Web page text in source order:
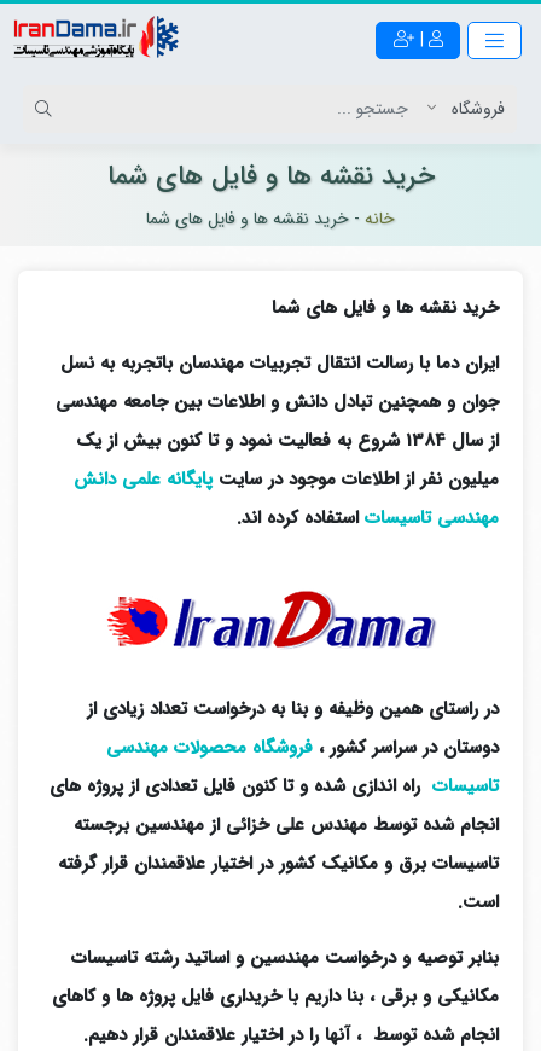
|
خرید نقشه ها و فایل های شما
خانه - خرید نقشه ها و فایل های شما
خرید نقشه ها و فایل های شما
ایران دما با رسالت انتقال تجربیات مهندسان باتجربه به نسل
جوان و همچنین تبادل دانش و اطلاعات بین جامعه مهندسی
از سال 1384 شروع به فعالیت نمود و تا کنون بیش از یک
میلیون نفر از اطلاعات موجود در سایتپایگانه علمی دانش
مهندسی تاسیساتاستفاده کرده اند.
در راستای همین وظیفه و بنا به درخواست تعداد زیادی از
دوستان در سراسر کشور ، فروشگاه محصولات مهندسی
تاسیسات راه اندازی شده و تا کنون فایل تعدادی از پروژه های
انجام شده توسط مهندس علی خزائی از مهندسین برجسته
تاسیسات برق و مکانیک کشور در اختیار علاقمندان قرار گرفته
است.
بنابر توصیه و درخواست مهندسین و اساتید رشته تاسیسات
مکانیکی و برقی ، بنا داریم با خریداری فایل پروژه ها و کاهای
انجام شده توسط ، آنها را در اختیار علاقمندان قرار دهیم.